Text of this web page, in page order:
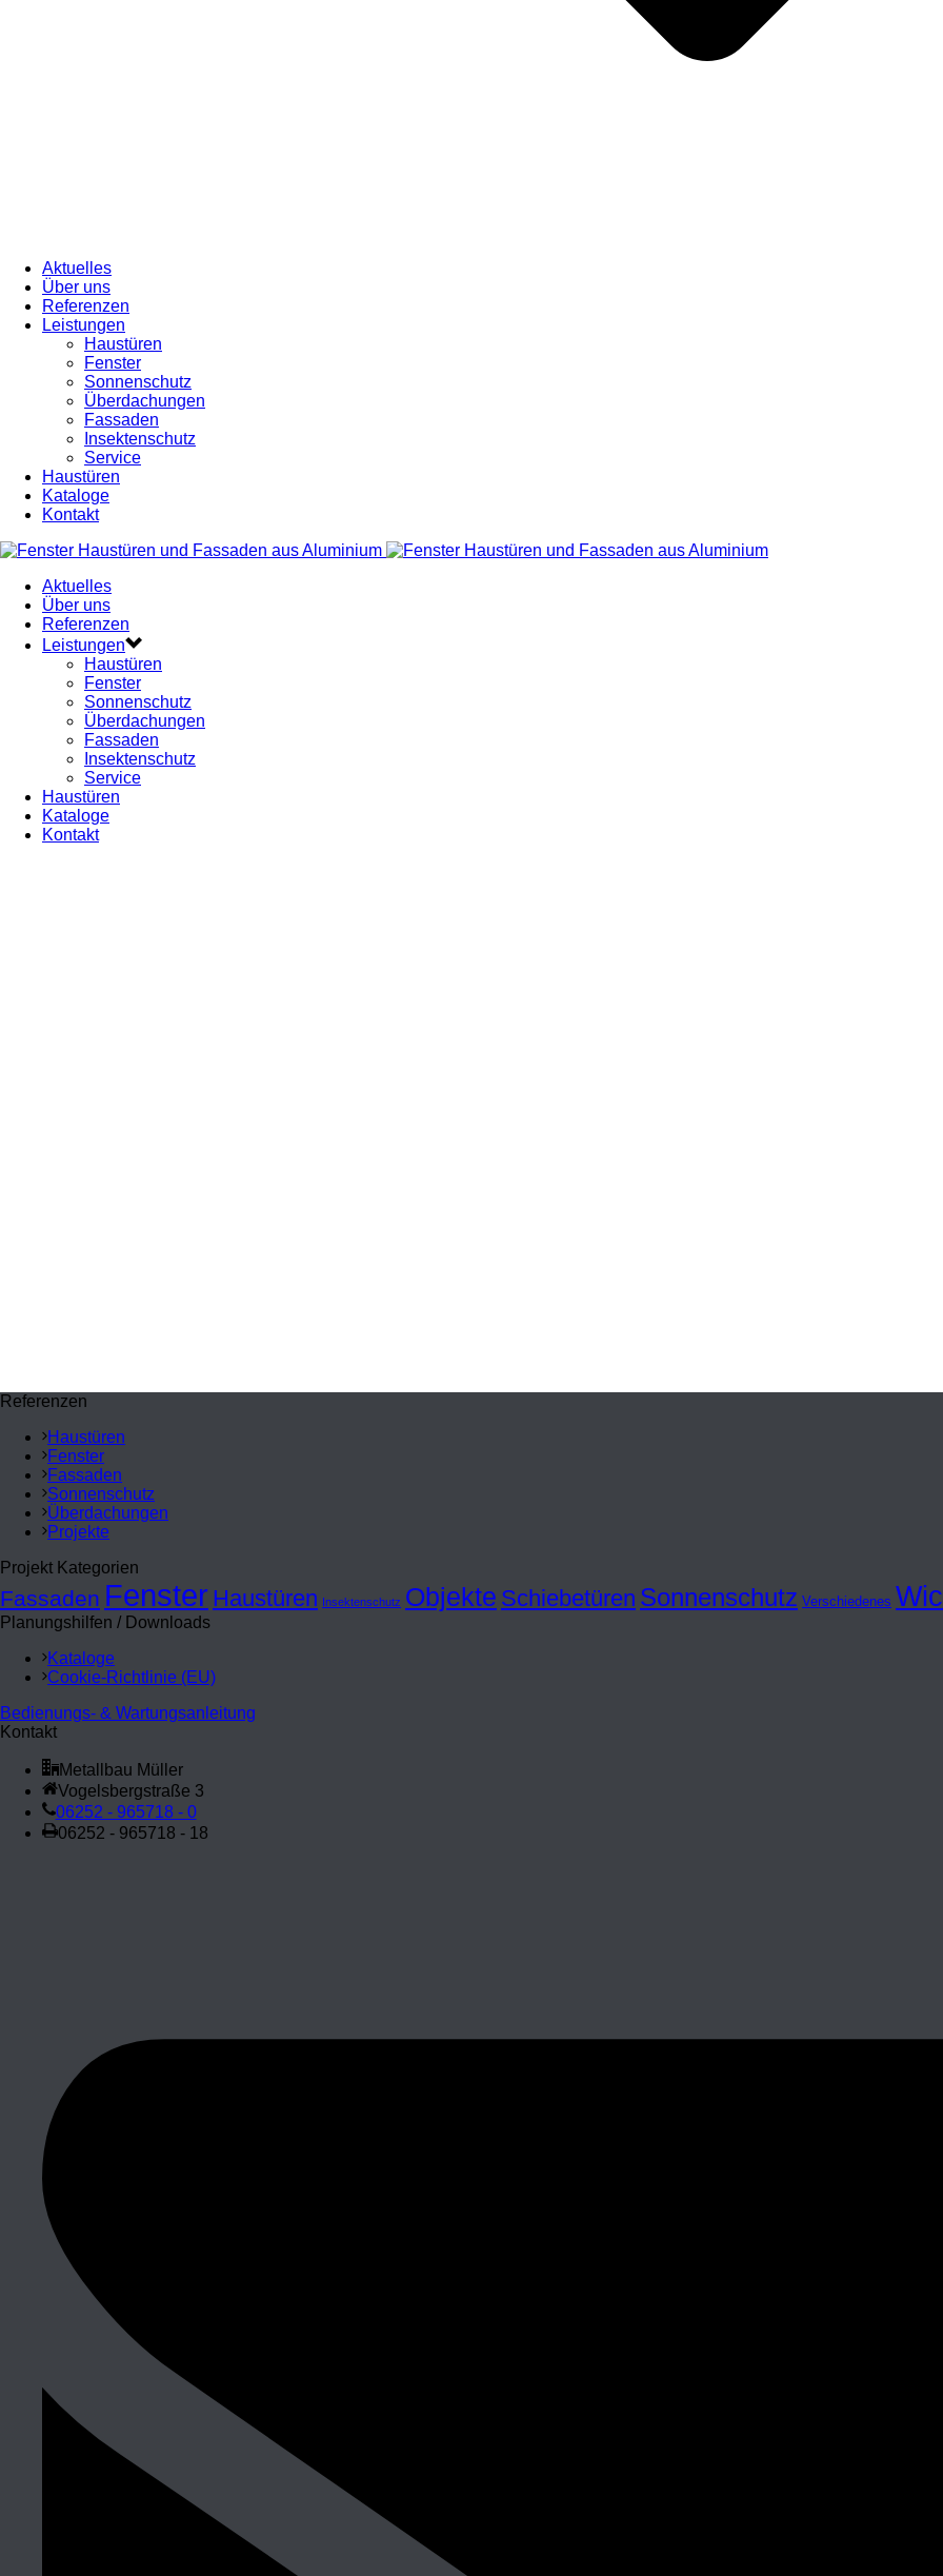
Aktuelles
Über uns
Referenzen
Leistungen
Haustüren
Fenster
Sonnenschutz
Überdachungen
Fassaden
Insektenschutz
Service
Haustüren
Kataloge
Kontakt
Aktuelles
Über uns
Referenzen
Leistungen
Haustüren
Fenster
Sonnenschutz
Überdachungen
Fassaden
Insektenschutz
Service
Haustüren
Kataloge
Kontakt
Referenzen
Haustüren
Fenster
Fassaden
Sonnenschutz
Überdachungen
Projekte
Projekt Kategorien
Fassaden Fenster Haustüren Insektenschutz Objekte Schiebetüren Sonnenschutz Verschiedenes
Planungshilfen / Downloads
Kataloge
Cookie-Richtlinie (EU)
Bedienungs- & Wartungsanleitung
Kontakt
Metallbau Müller
Vogelsbergstraße 3
06252 - 965718 - 0
06252 - 965718 - 18